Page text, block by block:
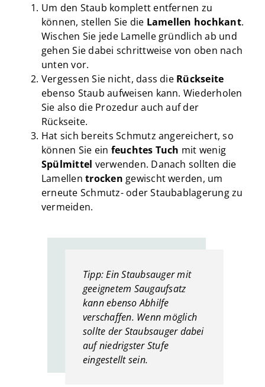
Um den Staub komplett entfernen zu
können, stellen Sie die Lamellen hochkant.
Wischen Sie jede Lamelle gründlich ab und
gehen Sie dabei schrittweise von oben nach
unten vor.
Vergessen Sie nicht, dass die Rückseite
ebenso Staub aufweisen kann. Wiederholen
Sie also die Prozedur auch auf der
Rückseite.
Hat sich bereits Schmutz angereichert, so
können Sie ein feuchtes Tuch mit wenig
Spülmittel verwenden. Danach sollten die
Lamellentrocken gewischt werden, um
erneute Schmutz- oder Staubablagerung zu
vermeiden.
Tipp: Ein Staubsauger mit
geeignetem Saugaufsatz
kann ebenso Abhilfe
verschaffen. Wenn möglich
sollte der Staubsauger dabei
auf niedrigster Stufe
eingestellt sein.